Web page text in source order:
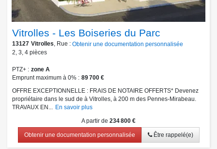
Vitrolles - Les Boiseries du Parc
13127 Vitrolles, Rue : Obtenir une documentation personnalisée
2, 3, 4 pièces
PTZ+
zone A
Emprunt maximum à 0%
89 700 €
OFFRE EXCEPTIONNELLE : FRAIS DE NOTAIRE OFFERTS* Devenez
propriétaire dans le sud de à Vitrolles, à 200 m des Pennes-Mirabeau.
TRAVAUX EN... En savoir plus
A partir de 234 800 €
Obtenir une documentation personnalisée Être rappelé(e)